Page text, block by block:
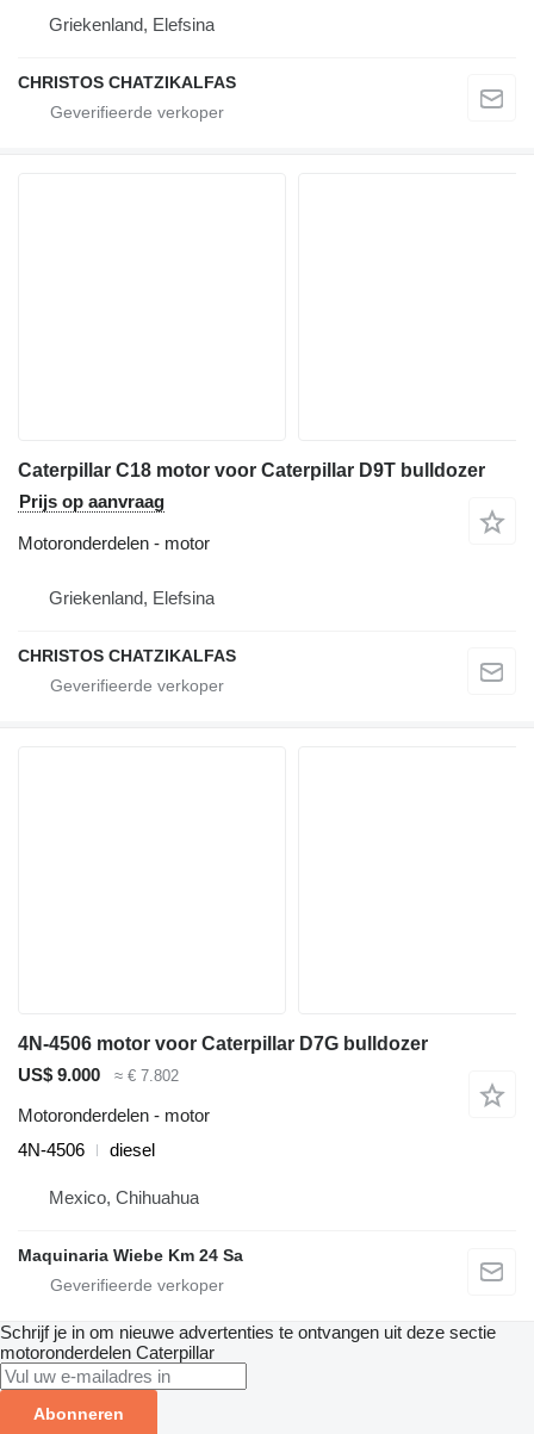
Griekenland, Elefsina
CHRISTOS CHATZIKALFAS
Caterpillar C18 motor voor Caterpillar D9T bulldozer
Prijs op aanvraag
Motoronderdelen - motor
Griekenland, Elefsina
CHRISTOS CHATZIKALFAS
4N-4506 motor voor Caterpillar D7G bulldozer
US$ 9.000
≈ € 7.802
Motoronderdelen - motor
4N-4506
diesel
Mexico, Chihuahua
Maquinaria Wiebe Km 24 Sa
Schrijf je in om nieuwe advertenties te ontvangen uit deze sectie
motoronderdelen Caterpillar
Abonneren